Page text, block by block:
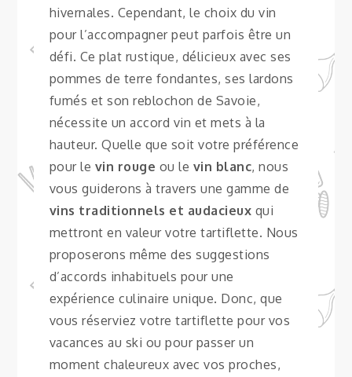
hivernales. Cependant, le choix du vin
pour l’accompagner peut parfois être un
défi. Ce plat rustique, délicieux avec ses
pommes de terre fondantes, ses lardons
fumés et son reblochon de Savoie,
nécessite un accord vin et mets à la
hauteur. Quelle que soit votre préférence
pour le vin rouge ou le vin blanc, nous
vous guiderons à travers une gamme de
vins traditionnels et audacieux qui
mettront en valeur votre tartiflette. Nous
proposerons même des suggestions
d’accords inhabituels pour une
expérience culinaire unique. Donc, que
vous réserviez votre tartiflette pour vos
vacances au ski ou pour passer un
moment chaleureux avec vos proches,